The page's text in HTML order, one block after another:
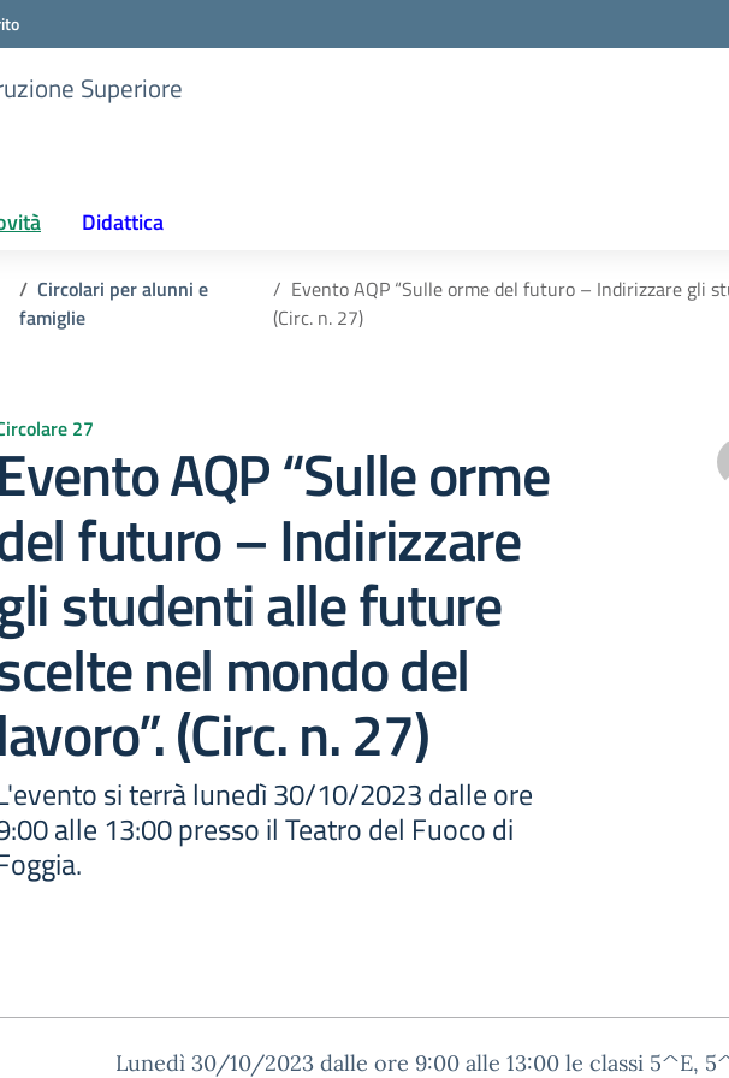
Superiore
Didattica
Circolari per alunni e
famiglie
Evento AQP “Sulle orme del futuro – Indirizzare gli
(Circ. n. 27)
27
Evento AQP “Sulle orme
futuro – Indirizzare
studenti alle future
nel mondo del
lavoro”. (Circ. n. 27)
si terrà lunedì 30/10/2023 dalle ore
alle 13:00 presso il Teatro del Fuoco di
Lunedì 30/10/2023 dalle ore 9:00 alle 13:00 le classi 5^E,